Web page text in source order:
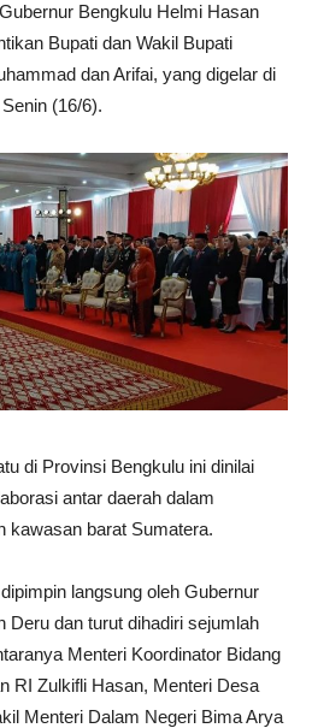
Bengkulu Helmi Hasan
Bupati dan Wakil Bupati
dan Arifai, yang digelar di
(16/6).
di Provinsi Bengkulu ini dinilai
antar daerah dalam
kawasan barat Sumatera.
langsung oleh Gubernur
Deru dan turut dihadiri sejumlah
Menteri Koordinator Bidang
RI Zulkifli Hasan, Menteri Desa
Menteri Dalam Negeri Bima Arya